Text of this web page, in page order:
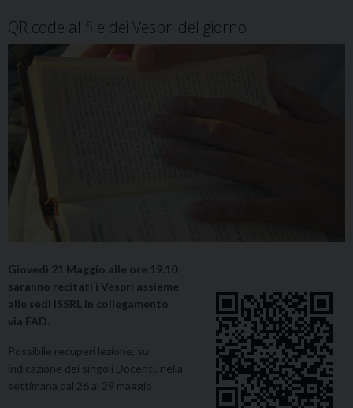
QR code al file dei Vespri del giorno
Giovedì 21 Maggio alle ore 19.10
saranno recitati i Vespri assieme
alle sedi ISSRL in collegamento
via FAD.
Possibile recuperi lezione, su
indicazione dei singoli Docenti, nella
settimana dal 26 al 29 maggio